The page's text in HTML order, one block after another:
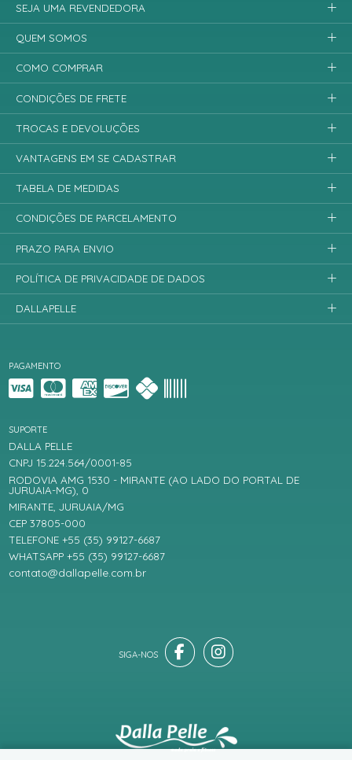
PAGAMENTO
SUPORTE
DALLA PELLE
CNPJ 15.224.564/0001-85
RODOVIA AMG 1530 - MIRANTE (AO LADO DO PORTAL DE
JURUAIA-MG), 0
MIRANTE, JURUAIA/MG
CEP 37805-000
TELEFONE +55 (35) 99127-6687
WHATSAPP +55 (35) 99127-6687
contato@dallapelle.com.br
SEJA UMA REVENDEDORA
QUEM SOMOS
COMO COMPRAR
CONDIÇÕES DE FRETE
TROCAS E DEVOLUÇÕES
VANTAGENS EM SE CADASTRAR
TABELA DE MEDIDAS
CONDIÇÕES DE PARCELAMENTO
PRAZO PARA ENVIO
POLÍTICA DE PRIVACIDADE DE DADOS
DALLAPELLE